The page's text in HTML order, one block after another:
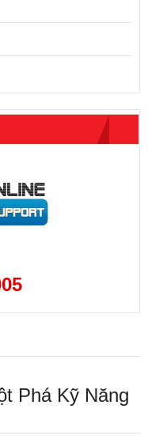
Phá Kỹ Năng